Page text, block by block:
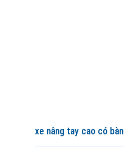
xe nâng tay cao có bàn